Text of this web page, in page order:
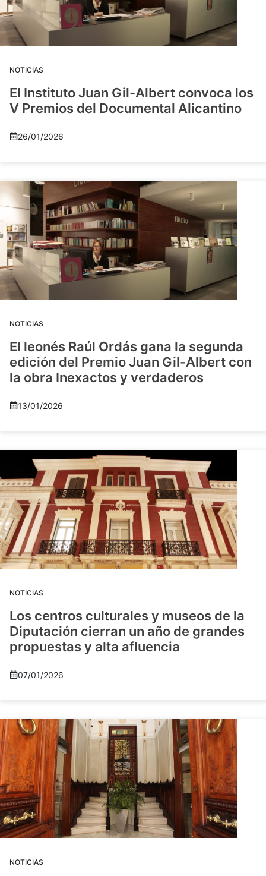
NOTICIAS
El Instituto Juan Gil-Albert convoca los
V Premios del Documental Alicantino
26/01/2026
NOTICIAS
El leonés Raúl Ordás gana la segunda
edición del Premio Juan Gil-Albert con
la obra Inexactos y verdaderos
13/01/2026
NOTICIAS
Los centros culturales y museos de la
Diputación cierran un año de grandes
propuestas y alta afluencia
07/01/2026
NOTICIAS